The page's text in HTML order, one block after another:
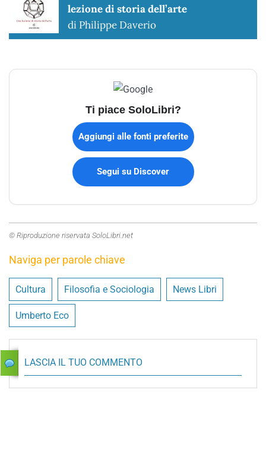
lezione di storia dell’arte
di Philippe Daverio
Ti piace SoloLibri?
Aggiungi alle fonti preferite
Segui su Discover
© Riproduzione riservata SoloLibri.net
Naviga per parole chiave
Cultura Filosofia e Sociologia News Libri
Umberto Eco
LASCIA IL TUO COMMENTO